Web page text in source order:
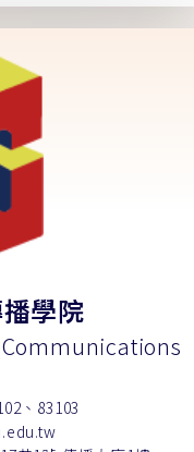
學院
、83103